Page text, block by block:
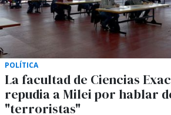
POLÍTICA
La facultad de Ciencias
repudia a Milei por hablar
"terroristas"